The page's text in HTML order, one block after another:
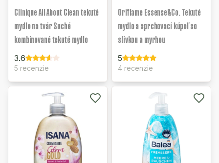
Clinique All About Clean tekuté
mydlo na tvár Suché
kombinované tekuté mydlo
3.6
5 recenzie
Oriflame Essense&Co. Tekuté
mydlo a sprchovací kúpeľ so
slivkou a myrhou
5
4 recenzie